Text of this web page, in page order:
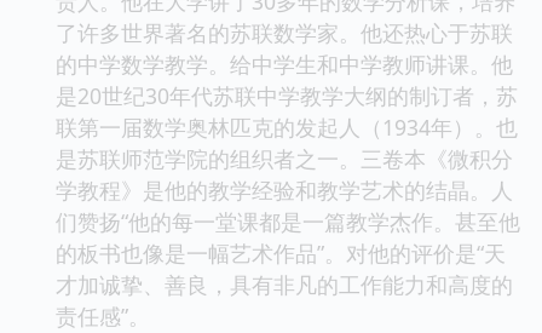
了许多世界著名的苏联数学家。他还热心于苏联
的中学数学教学。给中学生和中学教师讲课。他
是20世纪30年代苏联中学教学大纲的制订者，苏
联第一届数学奥林匹克的发起人（1934年）。也
是苏联师范学院的组织者之一。三卷本《微积分
学教程》是他的教学经验和教学艺术的结晶。人
们赞扬“他的每一堂课都是一篇教学杰作。甚至他
的板书也像是一幅艺术作品”。对他的评价是“天
才加诚挚、善良，具有非凡的工作能力和高度的
责任感”。